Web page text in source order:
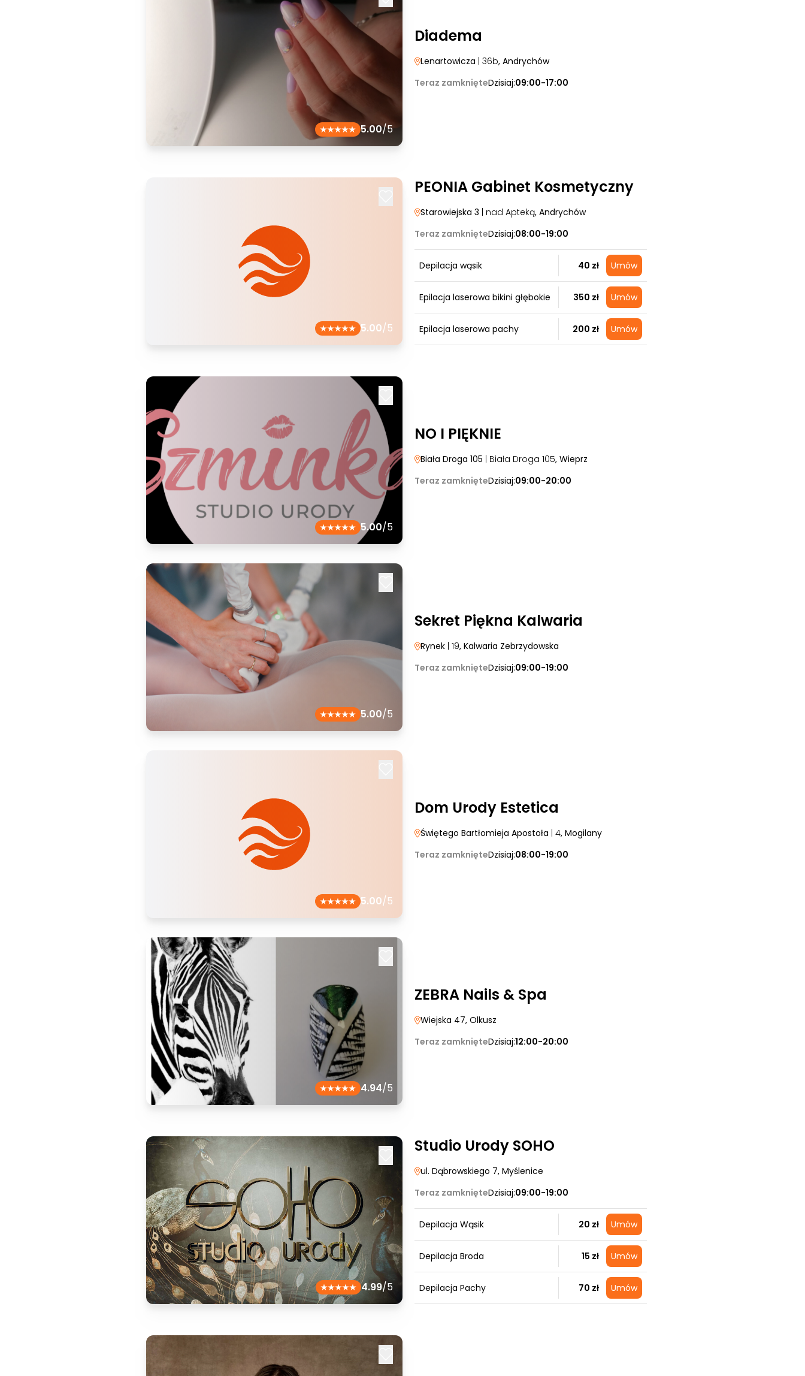
5.00/5
Diadema
Lenartowicza | 36b, Andrychów
Teraz zamknięteDzisiaj:09:00-17:00
5.00/5
PEONIA Gabinet Kosmetyczny
Starowiejska 3 | nad Apteką, Andrychów
Teraz zamknięteDzisiaj:08:00-19:00
Depilacja wąsik 40 zł Umów
Epilacja laserowa bikini głębokie 350 zł Umów
Epilacja laserowa pachy 200 zł Umów
5.00/5
NO I PIĘKNIE
Biała Droga 105 | Biała Droga 105, Wieprz
Teraz zamknięteDzisiaj:09:00-20:00
5.00/5
Sekret Piękna Kalwaria
Rynek | 19, Kalwaria Zebrzydowska
Teraz zamknięteDzisiaj:09:00-19:00
5.00/5
Dom Urody Estetica
Świętego Bartłomieja Apostoła | 4, Mogilany
Teraz zamknięteDzisiaj:08:00-19:00
4.94/5
ZEBRA Nails & Spa
Wiejska 47, Olkusz
Teraz zamknięteDzisiaj:12:00-20:00
4.99/5
Studio Urody SOHO
ul. Dąbrowskiego 7, Myślenice
Teraz zamknięteDzisiaj:09:00-19:00
Depilacja Wąsik 20 zł Umów
Depilacja Broda 15 zł Umów
Depilacja Pachy 70 zł Umów